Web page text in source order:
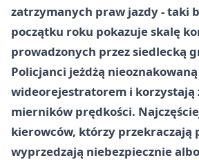
zatrzymanych praw jazdy - taki
początku roku pokazuje skalę
prowadzonych przez siedlecką
Policjanci jeżdżą nieoznakowaną
wideorejestratorem i korzystają
mierników prędkości.
kierowców, którzy przekraczają
wyprzedzają niebezpiecznie